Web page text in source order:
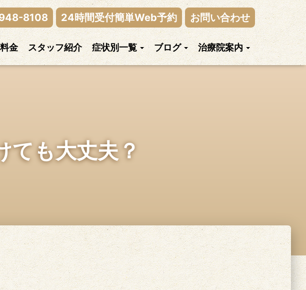
8108 24時間受付簡単Web予約 お問い合わせ
金 スタッフ紹介 症状別一覧 ブログ 治療院案内
ても大丈夫？